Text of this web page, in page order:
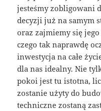
jesteśmy zobligowani
decyzji już na samym
oraz zajmiemy się
czego tak naprawdę
inwestycja na całe
dla nas idealny. Nie
pokoi jest tu istotna,
zostanie użyty do
techniczne zostaną